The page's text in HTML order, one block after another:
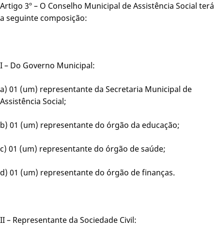
Artigo 3º – O Conselho Municipal de Assistência Social terá
a seguinte composição:
I – Do Governo Municipal:
a) 01 (um) representante da Secretaria Municipal de
Assistência Social;
b) 01 (um) representante do órgão da educação;
c) 01 (um) representante do órgão de saúde;
d) 01 (um) representante do órgão de finanças.
II – Representante da Sociedade Civil: